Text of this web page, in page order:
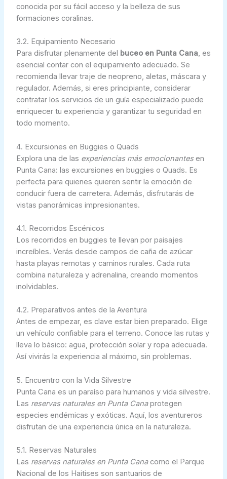
conocida por su fácil acceso y la belleza de sus
formaciones coralinas.
3.2. Equipamiento Necesario
Para disfrutar plenamente del
buceo en Punta Cana, es
esencial contar con el equipamiento adecuado. Se
recomienda llevar traje de neopreno, aletas, máscara y
regulador. Además, si eres principiante, considerar
contratar los servicios de un guía especializado puede
enriquecer tu experiencia y garantizar tu seguridad en
todo momento.
4. Excursiones en Buggies o Quads
Explora una de las experiencias más emocionantesen
Punta Cana: las excursiones en buggies o Quads. Es
perfecta para quienes quieren sentir la emoción de
conducir fuera de carretera. Además, disfrutarás de
vistas panorámicas impresionantes.
4.1. Recorridos Escénicos
Los recorridos en buggies te llevan por paisajes
increíbles. Verás desde campos de caña de azúcar
hasta playas remotas y caminos rurales. Cada ruta
combina naturaleza y adrenalina, creando momentos
inolvidables.
4.2. Preparativos antes de la Aventura
Antes de empezar, es clave estar bien preparado. Elige
un vehículo confiable para el terreno. Conoce las rutas y
lleva lo básico: agua, protección solar y ropa adecuada.
Así vivirás la experiencia al máximo, sin problemas.
5. Encuentro con la Vida Silvestre
Punta Cana es un paraíso para humanos y vida silvestre.
Las reservas naturales en Punta Canaprotegen
especies endémicas y exóticas. Aquí, los aventureros
disfrutan de una experiencia única en la naturaleza.
5.1. Reservas Naturales
Las reservas naturales en Punta Canacomo el Parque
Nacional de los Haitises son santuarios de